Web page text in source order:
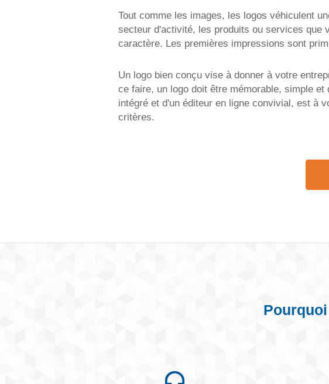
Tout comme les images, les logos véhiculent
secteur d'activité, les produits ou services que
caractère. Les premières impressions sont
Un logo bien conçu vise à donner à votre
ce faire, un logo doit être mémorable, simple et
intégré et d'un éditeur en ligne convivial, est à
critères.